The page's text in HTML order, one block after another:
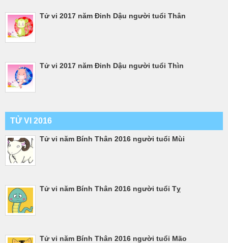
Tử vi 2017 năm Đinh Dậu người tuổi Thân
Tử vi 2017 năm Đinh Dậu người tuổi Thìn
TỬ VI 2016
Tử vi năm Bính Thân 2016 người tuổi Mùi
Tử vi năm Bính Thân 2016 người tuổi Tỵ
Tử vi năm Bính Thân 2016 người tuổi Mão